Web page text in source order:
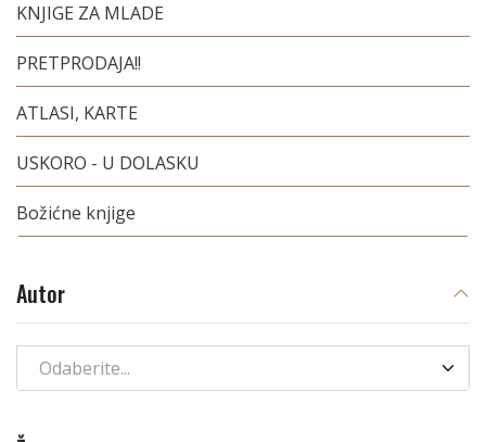
KNJIGE ZA MLADE
PRETPRODAJA!!
ATLASI, KARTE
USKORO - U DOLASKU
Božićne knjige
Autor
Odaberite...